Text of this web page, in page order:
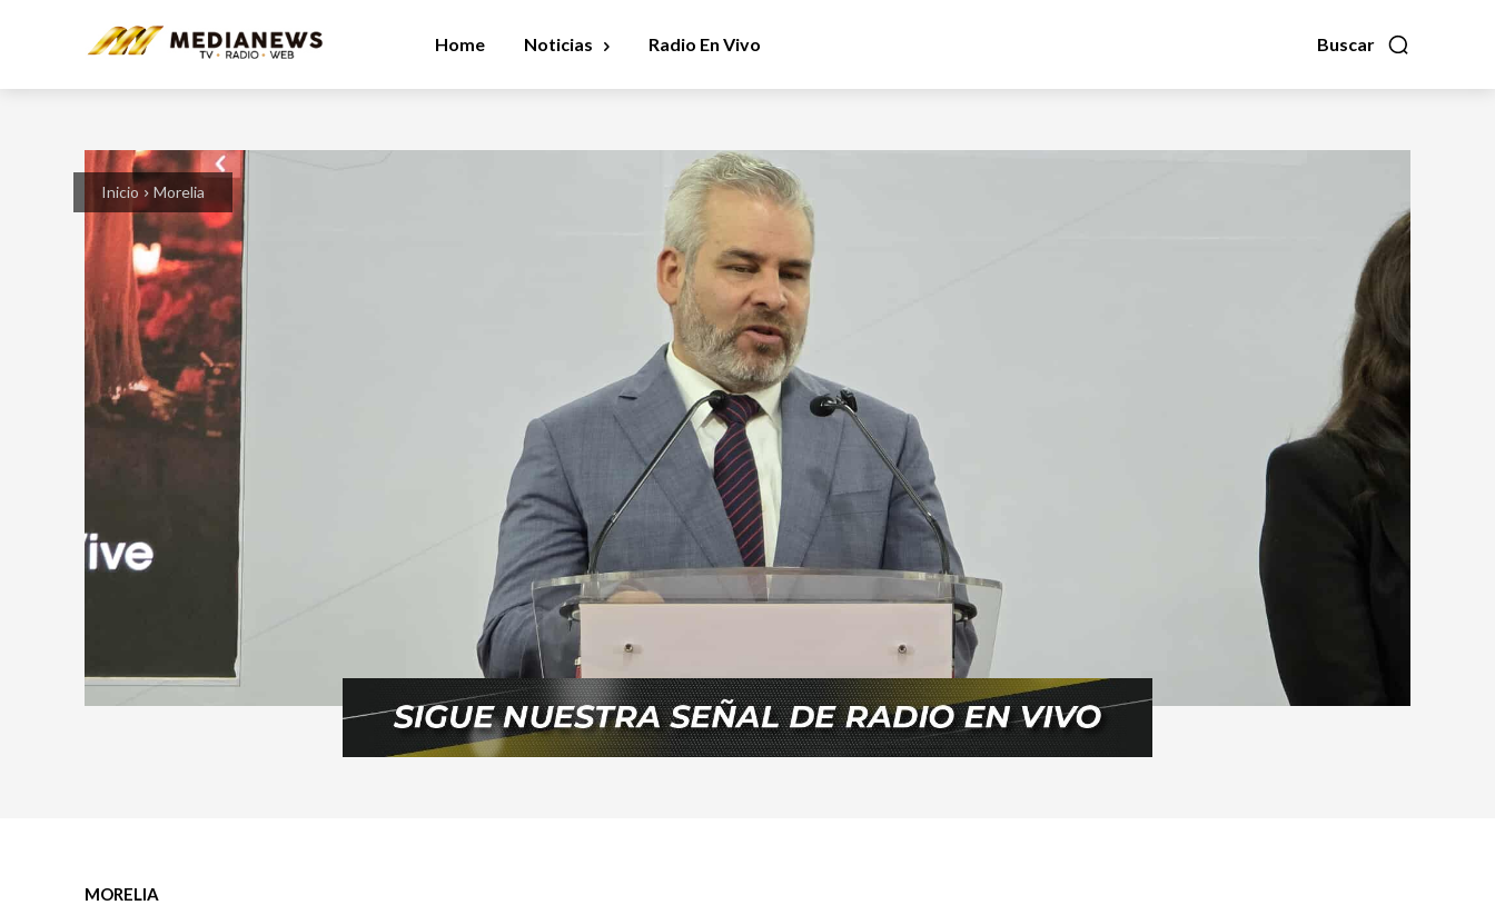
Buscar
Home Noticias Radio En Vivo
Inicio Morelia
MORELIA